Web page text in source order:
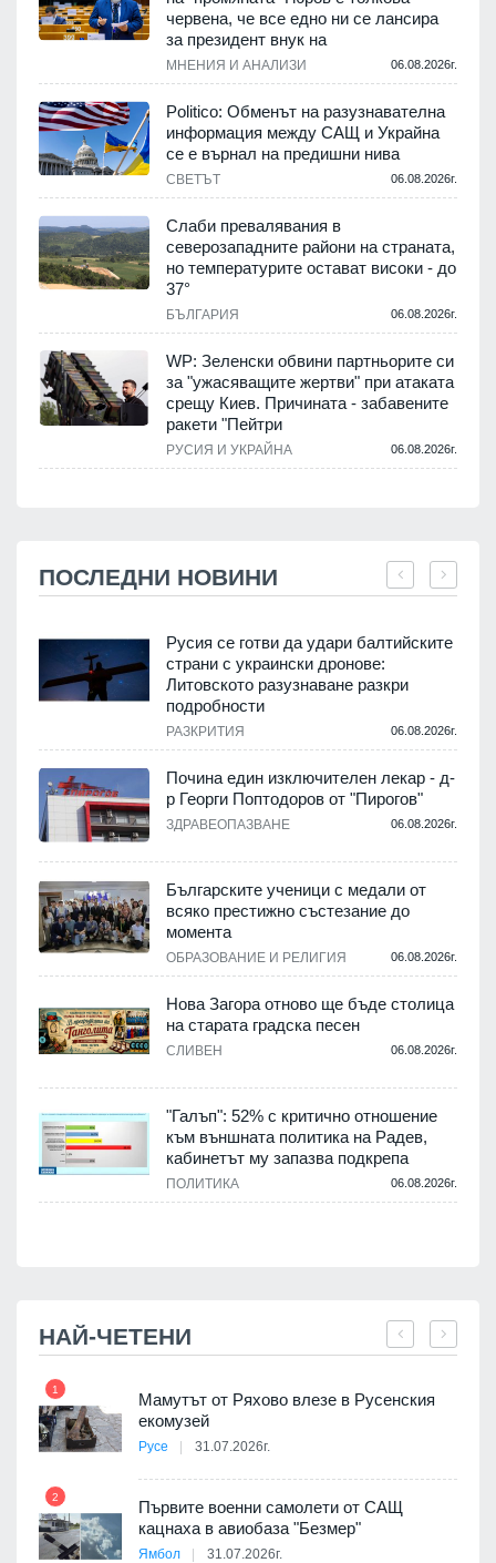
червена, че все едно ни се лансира
за президент внук на
МНЕНИЯ И АНАЛИЗИ 06.08.2026г.
Politico: Обменът на разузнавателна
информация между САЩ и Украйна
се е върнал на предишни нива
СВЕТЪТ 06.08.2026г.
Слаби превалявания в
северозападните райони на страната,
но температурите остават високи - до
37°
БЪЛГАРИЯ 06.08.2026г.
WP: Зеленски обвини партньорите си
за "ужасяващите жертви" при атаката
срещу Киев. Причината - забавените
ракети "Пейтри
РУСИЯ И УКРАЙНА 06.08.2026г.
ПОСЛЕДНИ НОВИНИ
Русия се готви да удари балтийските
страни с украински дронове:
Литовското разузнаване разкри
подробности
РАЗКРИТИЯ 06.08.2026г.
Почина един изключителен лекар - д-
р Георги Поптодоров от "Пирогов"
ЗДРАВЕОПАЗВАНЕ 06.08.2026г.
Българските ученици с медали от
всяко престижно състезание до
момента
ОБРАЗОВАНИЕ И РЕЛИГИЯ 06.08.2026г.
Нова Загора отново ще бъде столица
на старата градска песен
СЛИВЕН 06.08.2026г.
"Галъп": 52% с критично отношение
към външната политика на Радев,
кабинетът му запазва подкрепа
ПОЛИТИКА 06.08.2026г.
НАЙ-ЧЕТЕНИ
1
Мамутът от Ряхово влезе в Русенския
екомузей
Русе 31.07.2026г.
2
Първите военни самолети от САЩ
кацнаха в авиобаза "Безмер"
Ямбол 31.07.2026г.